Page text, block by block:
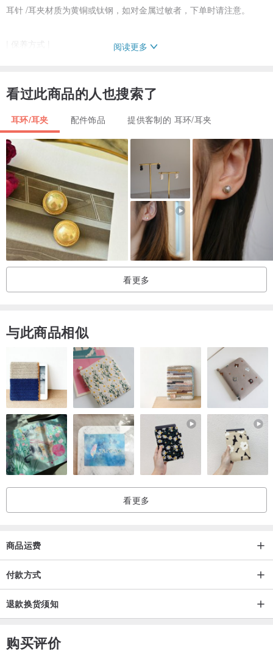
耳针 /耳夹材质为黄铜或钛钢，如对金属过敏者，下单时请注意。
| 保养方式 |
颜色变得暗沉，使色泽呈现较复古感觉。
・配戴时请避免接触香水、乳液、化学用品及温泉或游泳等。
・刮伤时，可至五金行购买砂纸或海绵砂布顺着方向轻刷，即可恢复
原状。
・微氧化时，可使用牙刷沾取牙膏或洗碗精轻刷，清水冲洗干净后需
擦干，保持干燥。
・氧化时，须用棉布沾取铜油来回擦拭，处理完再用干净棉布擦拭过
一遍，再上凡士林以减少化学物质碰触到皮肤。
电镀合金类材质，非纯金、纯银能永久保色，经长期配戴个人体质状
况(汗水)或使用含有化学成分的东西(如:肥皂、清洁剂、保养品、防晒
燥，才能延长饰品寿命。
| 注意事项 |
・每件商品均为手工锯切、敲字、焊接，难免有些许间距上或尺寸上
的差异，但也因此商品保有独特的手感温度，小小的不完美，而非瑕
疵，是手工的特色。
・水晶、矿石、珍珠….为天然素材，每个色泽和形状都些微不同，非
瑕疵，代表它们独一无二，无法与照片中的商品完全一致。
・商品照片皆为实品拍摄，因拍摄光线或电脑色差，可能跟收到时无
法100%相同。
・商品皆为订制后开始手工制作，不提供退换货服务，除非运送中有
Veronica accessory为个人设计馆，制作人力方面有限，订制商品制
作时间约 7- 14 个工作天(不含假日)，如有特定日期须收到商品，请
下单前先询问。
Taiwan handmade by Veronica / 台湾手工制作
阅读更多
看过此商品的人也搜索了
耳环/耳夹 配件饰品 提供客制的 耳环/耳夹
看更多
与此商品相似
看更多
商品运费
付款方式
退款换货须知
购买评价